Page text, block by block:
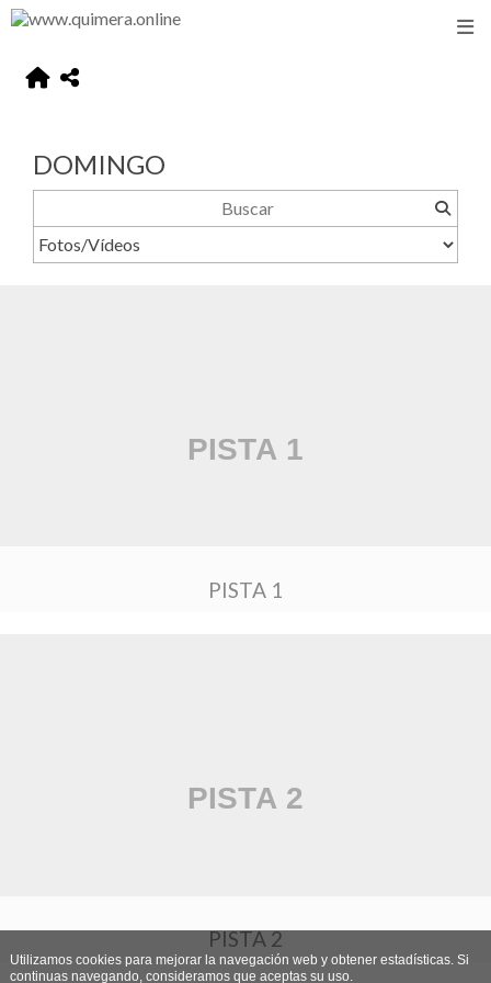
DOMINGO
PISTA 1
PISTA 2
Utilizamos cookies para mejorar la navegación web y obtener estadísticas. Si
continuas navegando, consideramos que aceptas su uso.